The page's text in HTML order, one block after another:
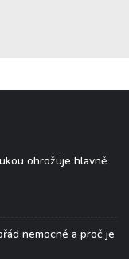
ohrožuje hlavně
nemocné a proč je